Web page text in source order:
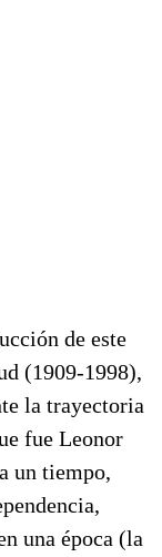
de este
(1909-1998),
la trayectoria
fue Leonor
un tiempo,
una época (la